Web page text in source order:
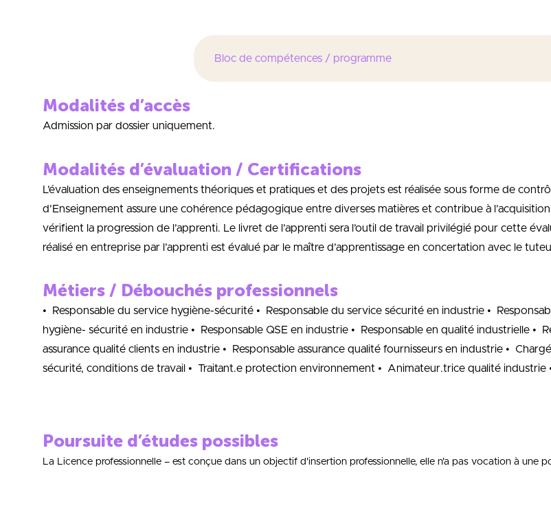
Bloc de compétences / programme
Modalités d’accès
Admission par dossier uniquement.
Modalités d’évaluation / Certifications
L’évaluation des enseignements théoriques et pratiques et des projets est réalisée sous forme de
d’Enseignement assure une cohérence pédagogique entre diverses matières et contribue à
vérifient la progression de l’apprenti. Le livret de l’apprenti sera l’outil de travail privilégié pour cette
réalisé en entreprise par l’apprenti est évalué par le maître d’apprentissage en concertation avec le
Métiers / Débouchés professionnels
• Responsable du service hygiène-sécurité • Responsable du service sécurité en industrie •
hygiène- sécurité en industrie • Responsable QSE en industrie • Responsable en qualité industrielle •
assurance qualité clients en industrie • Responsable assurance qualité fournisseurs en industrie •
sécurité, conditions de travail • Traitant.e protection environnement • Animateur.trice qualité
Poursuite d’études possibles
La Licence professionnelle – est conçue dans un objectif d'insertion professionnelle, elle n'a pas vocation à une